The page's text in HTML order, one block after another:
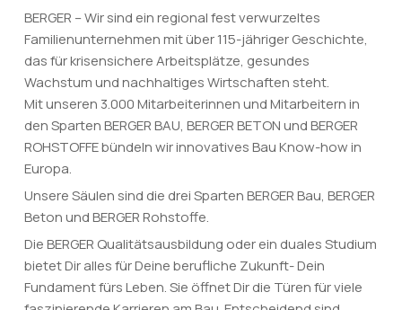
BERGER – Wir sind ein regional fest verwurzeltes
Familienunternehmen mit über 115-jähriger Geschichte,
das für krisensichere Arbeitsplätze, gesundes
Wachstum und nachhaltiges Wirtschaften steht.
Mit unseren 3.000 Mitarbeiterinnen und Mitarbeitern in
den Sparten BERGER BAU, BERGER BETON und BERGER
ROHSTOFFE bündeln wir innovatives Bau Know-how in
Europa.
Unsere Säulen sind die drei Sparten BERGER Bau, BERGER
Beton und BERGER Rohstoffe.
Die BERGER Qualitätsausbildung oder ein duales Studium
bietet Dir alles für Deine berufliche Zukunft- Dein
Fundament fürs Leben. Sie öffnet Dir die Türen für viele